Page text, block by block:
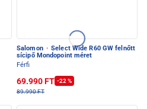
Salomon · Select Wide R60 GW felnőtt
sícipő Mondopoint méret
Férfi
69.990 FT -22 %
89.990 FT